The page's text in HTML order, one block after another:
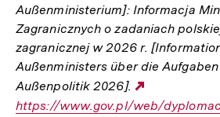
Außenministerium]: Informacja
Zagranicznych o zadaniach
zagranicznej w 2026 r.
Außenministers über die
Außenpolitik 2026].
Link:
https://www.gov.pl/web/